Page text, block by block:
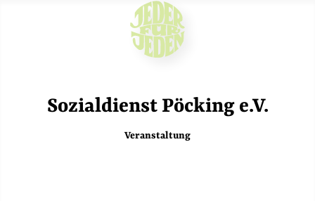
Sozialdienst Pöcking e.V.
Veranstaltung